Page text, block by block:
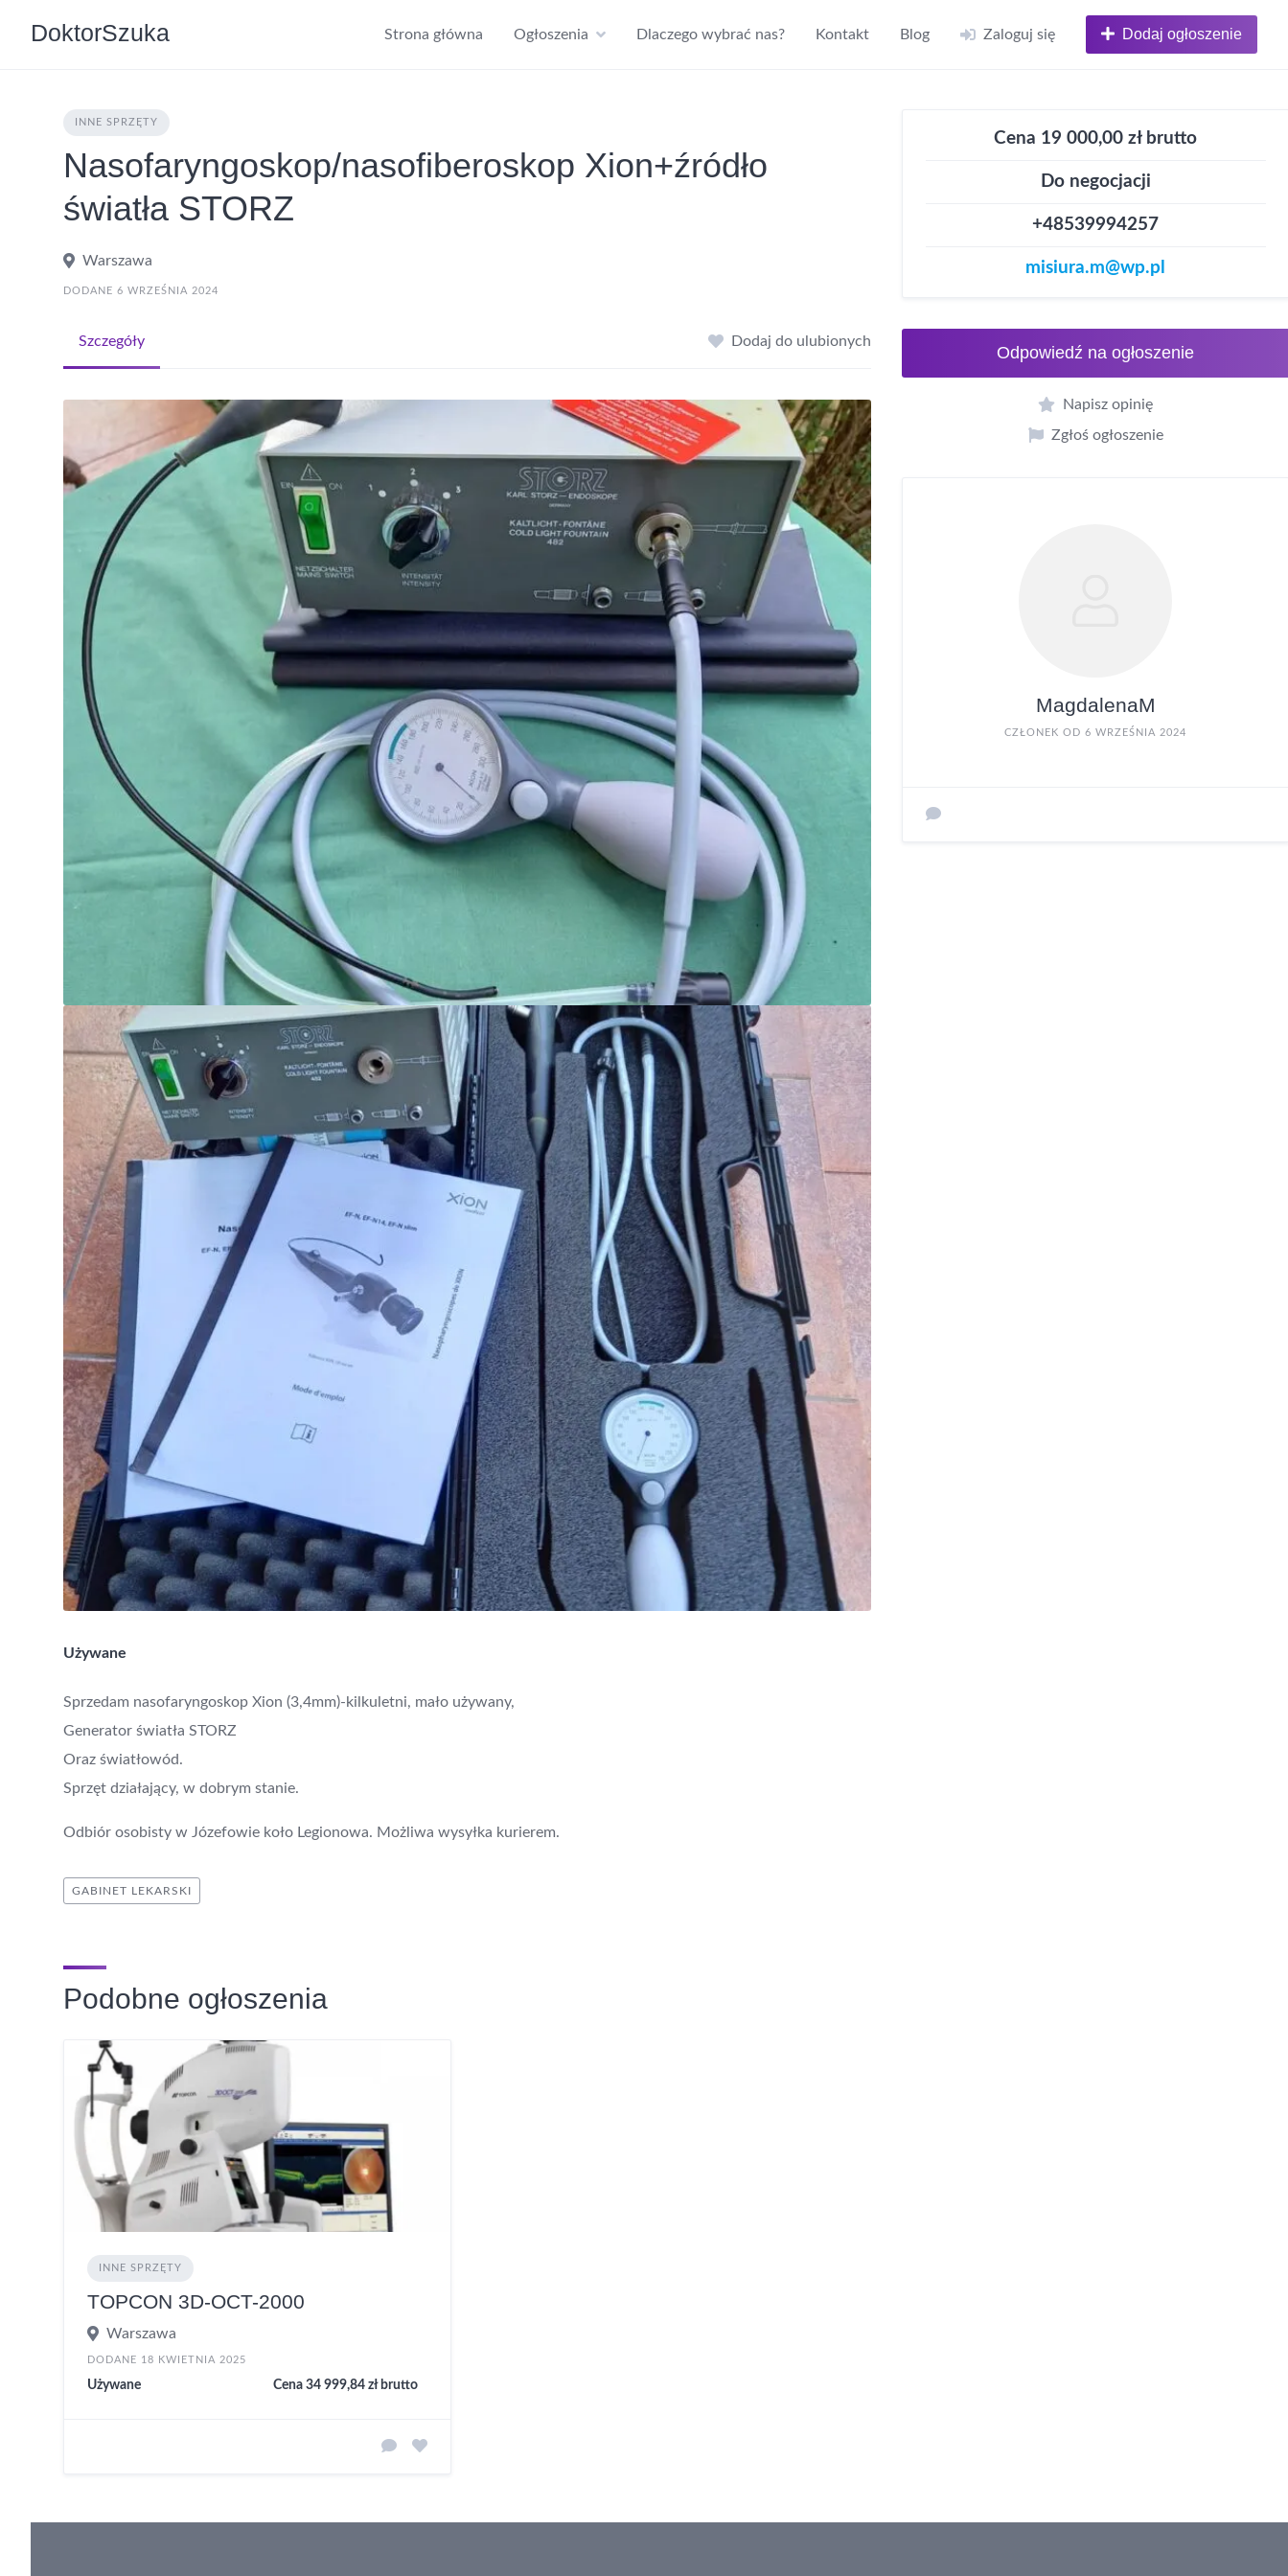
DoktorSzuka Strona główna Ogłoszenia Dlaczego wybrać nas? Kontakt Blog Zaloguj się Dodaj ogłoszenie
INNE SPRZĘTY
Nasofaryngoskop/nasofiberoskop Xion+źródło
światła STORZ
Warszawa
DODANE 6 WRZEŚNIA 2024
Szczegóły Dodaj do ulubionych
Używane
Sprzedam nasofaryngoskop Xion (3,4mm)-kilkuletni, mało używany,
Generator światła STORZ
Oraz światłowód.
Sprzęt działający, w dobrym stanie.
Odbiór osobisty w Józefowie koło Legionowa. Możliwa wysyłka kurierem.
GABINET LEKARSKI
Cena 19 000,00 zł brutto
Do negocjacji
+48539994257
misiura.m@wp.pl
Odpowiedź na ogłoszenie
Napisz opinię
Zgłoś ogłoszenie
MagdalenaM
CZŁONEK OD 6 WRZEŚNIA 2024
Podobne ogłoszenia
INNE SPRZĘTY
TOPCON 3D-OCT-2000
Warszawa
DODANE 18 KWIETNIA 2025
Używane Cena 34 999,84 zł brutto